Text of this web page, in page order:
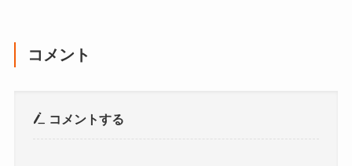
コメント
コメントする